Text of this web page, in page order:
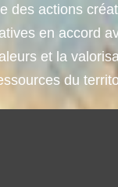
des actions
en accord
et la
du